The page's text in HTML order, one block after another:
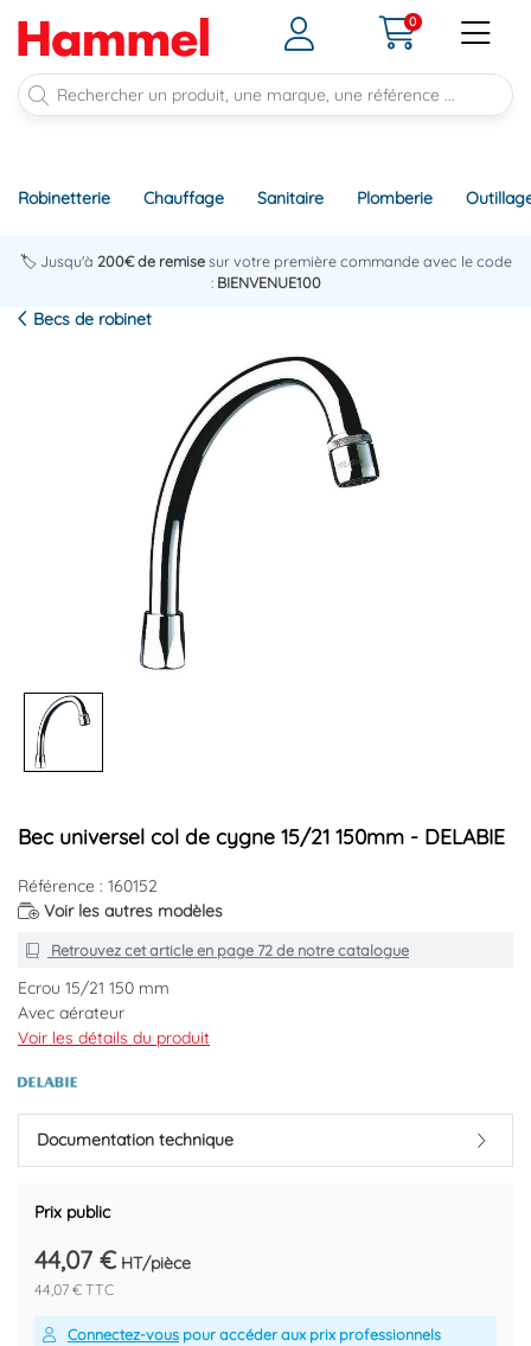
0
Robinetterie Chauffage Sanitaire Plomberie
🏷️ Jusqu'à 200€ de remisesur votre première commande avec le code
: BIENVENUE100
Becs de robinet
Bec universel col de cygne 15/21 150mm - DELABIE
Référence : 160152
Voir les autres modèles
Retrouvez cet article en page 72de notre catalogue
Ecrou 15/21 150 mm
Avec aérateur
Référence fournisseur : 960152
Voir les détails du produit
Documentation technique
Prix public
44,07 € HT/pièce
44,07 € TTC
Connectez-vous pour accéder aux prix professionnels